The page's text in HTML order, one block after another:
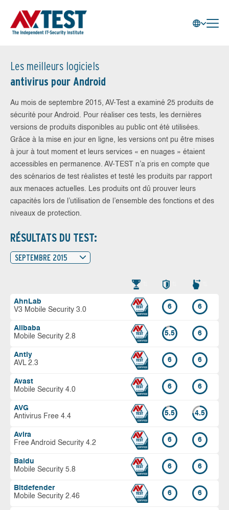
Les meilleurs logiciels
antivirus pour Android
Au mois de septembre 2015, AV-Test a examiné 25 produits de
sécurité pour Android. Pour réaliser ces tests, les dernières
versions de produits disponibles au public ont été utilisées.
Grâce à la mise en jour en ligne, les versions ont pu être mises
à jour à tout moment et leurs services « en nuages » étaient
accessibles en permanence. AV-TEST n’a pris en compte que
des scénarios de test réalistes et testé les produits par rapport
aux menaces actuelles. Les produits ont dû prouver leurs
capacités lors de l’utilisation de l’ensemble des fonctions et des
niveaux de protection.
RÉSULTATS DU TEST:
SEPTEMBRE 2015
AhnLab
V3 Mobile Security 3.0
6 6
Alibaba
Mobile Security 2.8
5.5 6
Antiy
AVL 2.3
6 6
Avast
Mobile Security 4.0
6 6
AVG
Antivirus Free 4.4
5.5 4.5
Avira
Free Android Security 4.2
6 6
Baidu
Mobile Security 5.8
6 6
Bitdefender
Mobile Security 2.46
6 6